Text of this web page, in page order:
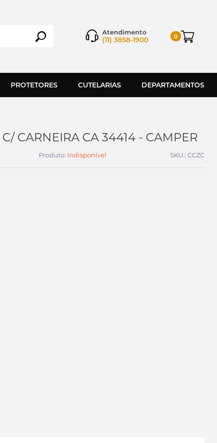
Atendimento
(11) 3858-1900 0
PROTETORES CUTELARIAS DEPARTAMENTOS
CARNEIRA CA 34414 - CAMPER
Produto: Indisponível SKU.: CCZC